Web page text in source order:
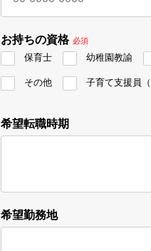
お持ちの資格 必須
保育士 幼稚園教諭
その他 子育て支援員
希望転職時期
希望勤務地